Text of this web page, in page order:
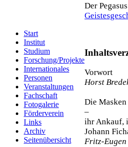
Start
Institut
Studium
Forschung/Projekte
Internationales
Personen
Veranstaltungen
Fachschaft
Fotogalerie
Förderverein
Links
Archiv
Seitenübersicht
Der
Vorwort
Horst
Die
–
ihr Ankauf,
Johann
Fritz-